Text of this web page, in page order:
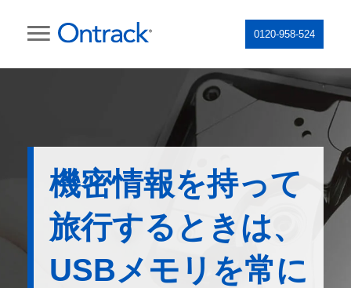
0120-958-524
機密情報を持って
旅行するときは、
USBメモリを常に